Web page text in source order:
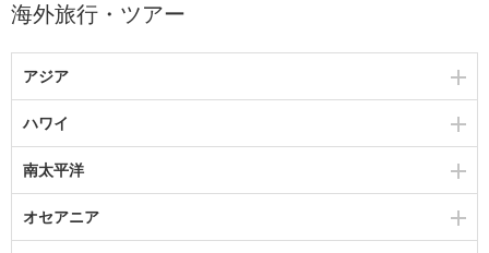
海外旅行・ツアー
アジア
ハワイ
南太平洋
オセアニア